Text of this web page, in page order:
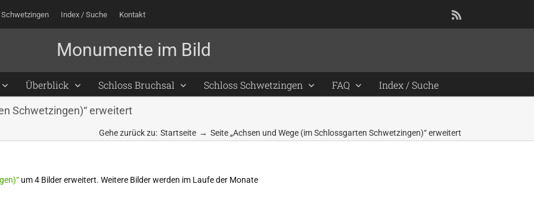
Index / Suche Kontakt
Überblick Schloss Bruchsal Schloss Schwetzingen FAQ Index / Suche
Schwetzingen)“ erweitert
Gehe zurück zu: Startseite Seite „Achsen und Wege (im Schlossgarten Schwetzingen)“ erweitert
um 4 Bilder erweitert. Weitere Bilder werden im Laufe der Monate